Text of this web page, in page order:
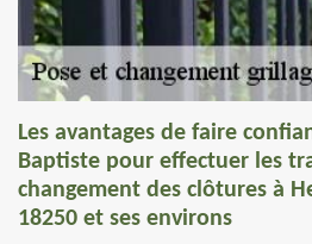
Les avantages de faire
Baptiste pour effectuer les
changement des clôtures à
18250 et ses environs